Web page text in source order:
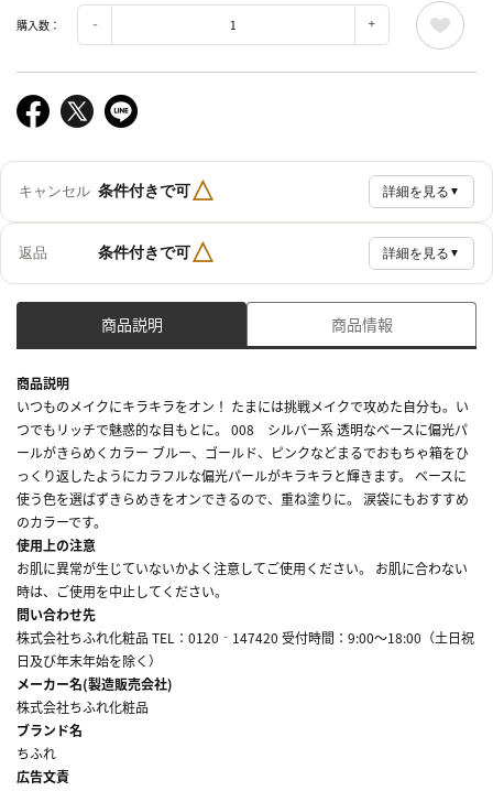
購入数：
キャンセル 条件付きで可△ 詳細を見る ▼
返品 条件付きで可△ 詳細を見る ▼
商品説明 商品情報
商品説明
いつものメイクにキラキラをオン！ たまには挑戦メイクで攻めた自分も。い
つでもリッチで魅惑的な目もとに。 008 シルバー系 透明なベースに偏光パ
ールがきらめくカラー ブルー、ゴールド、ピンクなどまるでおもちゃ箱をひ
っくり返したようにカラフルな偏光パールがキラキラと輝きます。 ベースに
使う色を選ばずきらめきをオンできるので、重ね塗りに。 涙袋にもおすすめ
のカラーです。
使用上の注意
お肌に異常が生じていないかよく注意してご使用ください。 お肌に合わない
時は、ご使用を中止してください。
問い合わせ先
株式会社ちふれ化粧品 TEL：0120‐147420 受付時間：9:00～18:00（土日祝
日及び年末年始を除く）
メーカー名(製造販売会社)
株式会社ちふれ化粧品
ブランド名
ちふれ
広告文責